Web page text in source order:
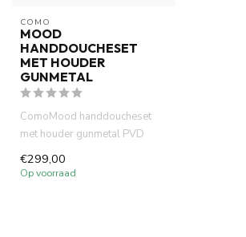
COMO
MOOD
HANDDOUCHESET
MET HOUDER
GUNMETAL
ComoMood handdoucheset
met houder gunmetal PVD
afwerking en geborsteld.
Volledig...
€299,00
Op voorraad